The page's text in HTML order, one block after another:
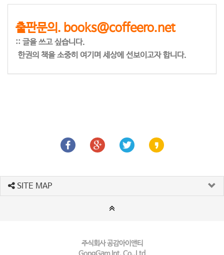
출판문의. books@coffeero.net
:: 글을 쓰고 싶습니다.
한권의 책을 소중히 여기며 세상에 선보이고자 합니다.
SITE MAP
주식회사 공감아이앤티